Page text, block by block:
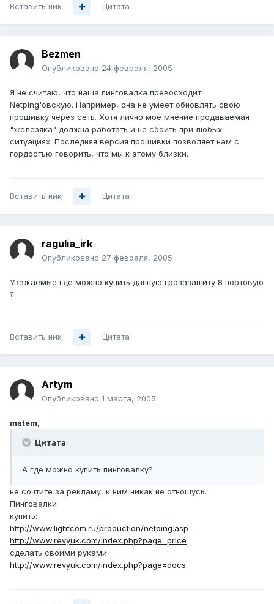
Вставить ник Цитата
Bezmen
Опубликовано 24 февраля, 2005
Я не считаю, что наша пинговалка превосходит
Netping'овскую. Например, она не умеет обновлять свою
прошивку через сеть. Хотя лично мое мнение продаваемая
"железяка" должна работать и не сбоить при любых
ситуациях. Последняя версия прошивки позволяет нам с
гордостью говорить, что мы к этому близки.
Вставить ник Цитата
ragulia_irk
Опубликовано 27 февраля, 2005
Уважаемые где можно купить данную грозазащиту 8 портовую
?
Вставить ник Цитата
Artym
Опубликовано 1 марта, 2005
matem,
Цитата
А где можно купить пинговалку?
не сочтите за рекламу, к ним никак не отношусь.
Пинговалки
купить:
http://www.lightcom.ru/production/netping.asp
http://www.revyuk.com/index.php?page=price
сделать своими руками:
http://www.revyuk.com/index.php?page=docs